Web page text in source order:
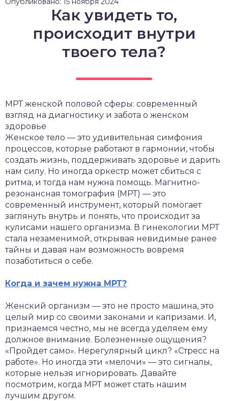
Как увидеть то,
происходит внутри
твоего тела?
МРТ женской половой сферы: современный
взгляд на диагностику и забота о женском
здоровье
Женское тело — это удивительная симфония
процессов, которые работают в гармонии, чтобы
создать жизнь, поддерживать здоровье и дарить
нам силу. Но иногда оркестр может сбиться с
ритма, и тогда нам нужна помощь. Магнитно-
резонансная томография (МРТ) — это
современный инструмент, который помогает
заглянуть внутрь и понять, что происходит за
кулисами нашего организма. В гинекологии МРТ
стала незаменимой, открывая невидимые ранее
тайны и давая нам возможность вовремя
позаботиться о себе.
Когда и зачем нужна МРТ?
Женский организм — это не просто машина, это
целый мир со своими законами и капризами. И,
признаемся честно, мы не всегда уделяем ему
должное внимание. Болезненные ощущения?
«Пройдет само». Нерегулярный цикл? «Стресс на
работе». Но иногда эти «мелочи» — это сигналы,
которые нельзя игнорировать. Давайте
посмотрим, когда МРТ может стать нашим
лучшим другом.